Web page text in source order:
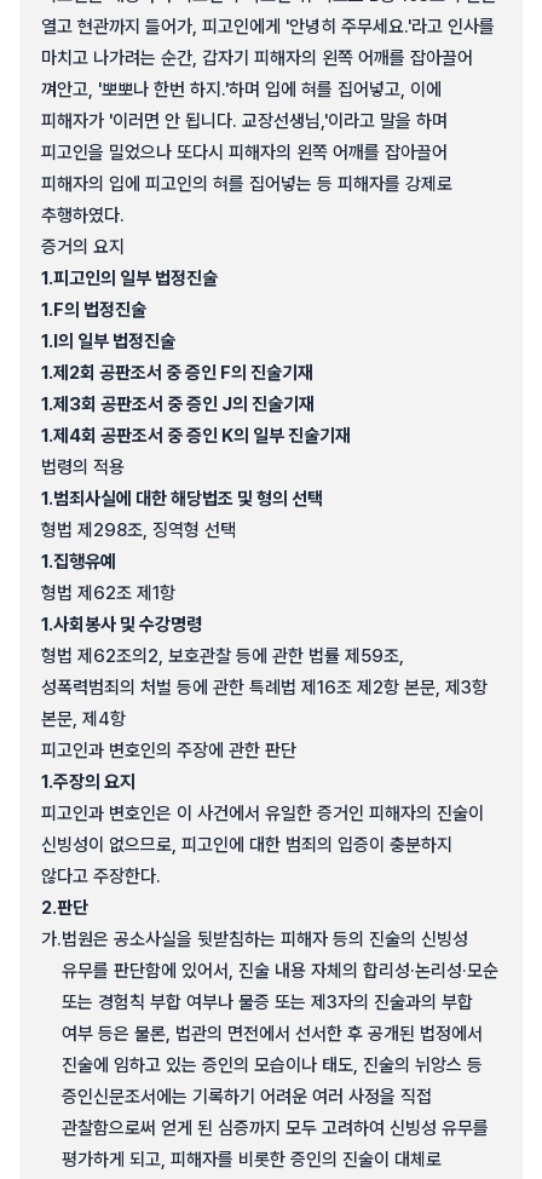
열고 현관까지 들어가, 피고인에게 '안녕히 주무세요.'라고 인사를
마치고 나가려는 순간, 갑자기 피해자의 왼쪽 어깨를 잡아끌어
껴안고, '뽀뽀나 한번 하지.'하며 입에 혀를 집어넣고, 이에
피해자가 '이러면 안 됩니다. 교장선생님,'이라고 말을 하며
피고인을 밀었으나 또다시 피해자의 왼쪽 어깨를 잡아끌어
피해자의 입에 피고인의 혀를 집어넣는 등 피해자를 강제로
추행하였다.
증거의 요지
1.피고인의 일부 법정진술
1.F의 법정진술
1.I의 일부 법정진술
1.제2회 공판조서 중 증인 F의 진술기재
1.제3회 공판조서 중 증인 J의 진술기재
1.제4회 공판조서 중 증인 K의 일부 진술기재
법령의 적용
1.범죄사실에 대한 해당법조 및 형의 선택
형법 제298조, 징역형 선택
1.집행유예
형법 제62조 제1항
1.사회봉사 및 수강명령
형법 제62조의2, 보호관찰 등에 관한 법률 제59조,
성폭력범죄의 처벌 등에 관한 특례법 제16조 제2항 본문, 제3항
본문, 제4항
피고인과 변호인의 주장에 관한 판단
1.주장의 요지
피고인과 변호인은 이 사건에서 유일한 증거인 피해자의 진술이
신빙성이 없으므로, 피고인에 대한 범죄의 입증이 충분하지
않다고 주장한다.
2.판단
가.법원은 공소사실을 뒷받침하는 피해자 등의 진술의 신빙성
유무를 판단함에 있어서, 진술 내용 자체의 합리성·논리성·모순
또는 경험칙 부합 여부나 물증 또는 제3자의 진술과의 부합
여부 등은 물론, 법관의 면전에서 선서한 후 공개된 법정에서
진술에 임하고 있는 증인의 모습이나 태도, 진술의 뉘앙스 등
증인신문조서에는 기록하기 어려운 여러 사정을 직접
관찰함으로써 얻게 된 심증까지 모두 고려하여 신빙성 유무를
평가하게 되고, 피해자를 비롯한 증인의 진술이 대체로